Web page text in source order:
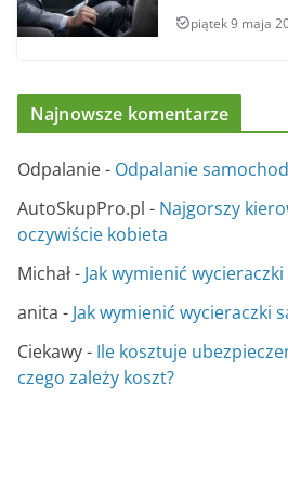
piątek 9 maja
Najnowsze komentarze
Odpalanie- Odpalanie
AutoSkupPro.pl - Najgorszy
oczywiście kobieta
Michał- Jak wymienić
anita - Jak wymienić wycieraczki
Ciekawy- Ile kosztuje
czego zależy koszt?